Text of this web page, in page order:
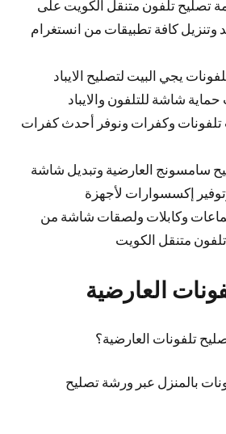
تصليح تلفون متنقل الكويت على
وتنزيل كافة تطبيقات من انستغرام
يجي البيت لتصليح الايباد
شاشة للتلفون والايباد
وكفرات ونوفر أحدث كفرات
سامسونج العارضية وتبديل شاشة
إكسسوارات لأجهزة
وكابلات ولصقات شاشة من
متنقل الكويت
العارضية
تلفونات العارضية؟
بالمنزل عبر ورشة تصليح